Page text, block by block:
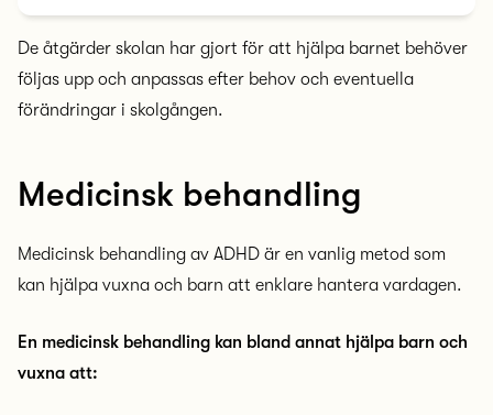
De åtgärder skolan har gjort för att hjälpa barnet behöver
följas upp och anpassas efter behov och eventuella
förändringar i skolgången.
Medicinsk behandling
Medicinsk behandling av ADHD är en vanlig metod som
kan hjälpa vuxna och barn att enklare hantera vardagen.
En medicinsk behandling kan bland annat hjälpa barn och
vuxna att: